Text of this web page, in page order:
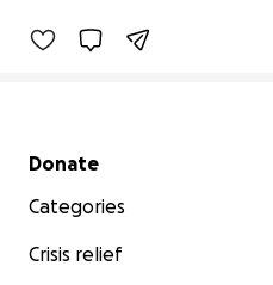
Secondary menu
Donate
Categories
Crisis relief